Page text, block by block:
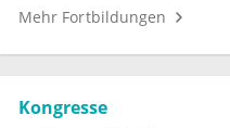
Mehr Fortbildungen
Kongresse